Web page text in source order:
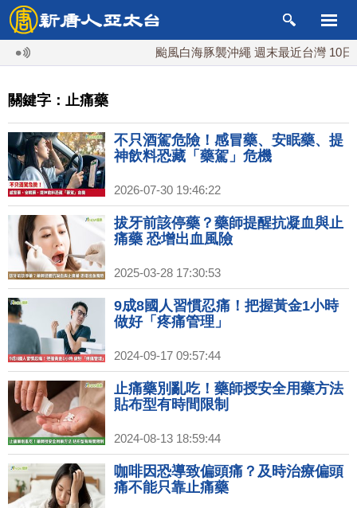
颱風白海豚襲沖繩 週末最近台灣 10日登
關鍵字：止痛藥
不只酒駕危險！感冒藥、安眠藥、提
神飲料恐藏「藥駕」危機
2026-07-30 19:46:22
拔牙前該停藥？藥師提醒抗凝血與止
痛藥 恐增出血風險
2025-03-28 17:30:53
9成8國人習慣忍痛！把握黃金1小時
做好「疼痛管理」
2024-09-17 09:57:44
止痛藥別亂吃！藥師授安全用藥方法
貼布型有時間限制
2024-08-13 18:59:44
咖啡因恐導致偏頭痛？及時治療偏頭
痛不能只靠止痛藥